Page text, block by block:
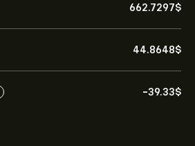
662.7297‎$‎
44.8648‎$‎
-39.33‎$‎